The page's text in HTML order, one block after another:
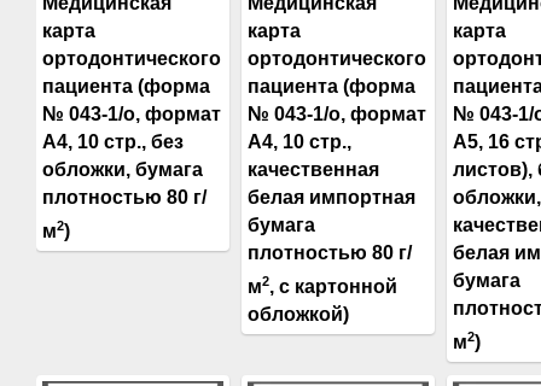
карта
ортодонтического
пациента (форма
№ 043-1/о, формат
А4, 10 стр., без
обложки, бумага
плотностью 80 г/
м2)
карта
ортодонтического
пациента (форма
№ 043-1/о, формат
А4, 10 стр.,
качественная
белая импортная
бумага
плотностью 80 г/
м2, с картонной
обложкой)
карта
№ 043-1/
А5, 16
листов),
обложки,
белая
бумага
м2)